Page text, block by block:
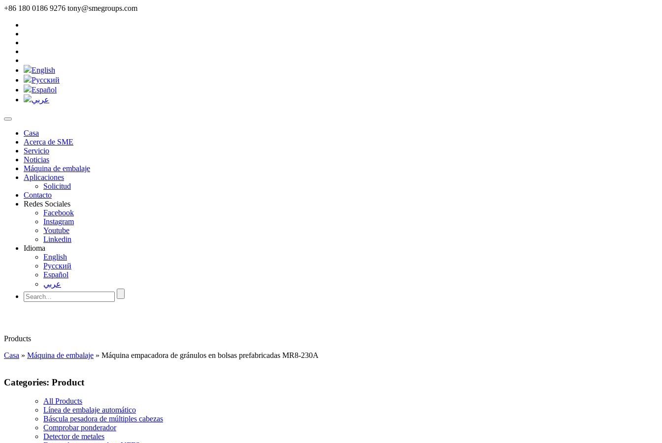
+86 180 0186 9276 tony@smegroups.com
English
Pусский
Español
عربي
Casa
Acerca de SME
Servicio
Noticias
Máquina de embalaje
Aplicaciones
Solicitud
Contacto
Redes Sociales
Facebook
Instagram
Youtube
Linkedin
Idioma
English
Pусский
Español
عربي
Products
Casa » Máquina de embalaje » Máquina empacadora de gránulos en bolsas prefabricadas MR8-230A
Categories: Product
All Products
Línea de embalaje automático
Báscula pesadora de múltiples cabezas
Comprobar ponderador
Detector de metales